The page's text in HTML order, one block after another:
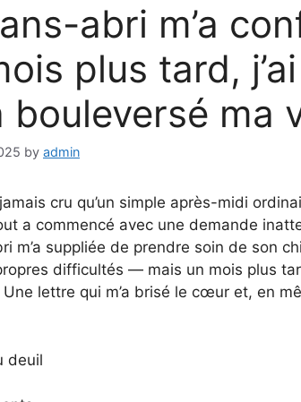
abri m’a
plus tard,
bouleversé ma
by admin
cru qu’un simple après-midi
a commencé avec une demande
m’a suppliée de prendre soin de son
difficultés — mais un mois plus
lettre qui m’a brisé le cœur et, en
deuil